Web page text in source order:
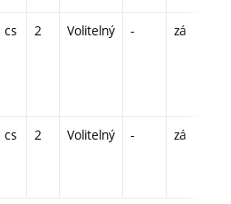
cs 2 Volitelný - zá
cs 2 Volitelný - zá